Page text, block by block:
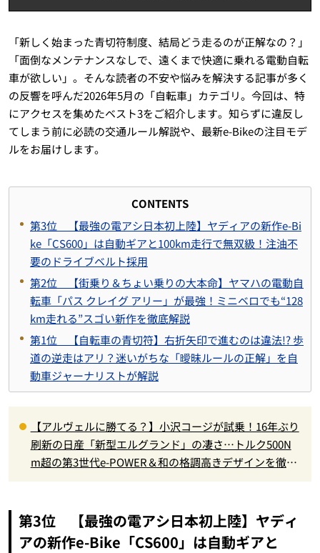
「新しく始まった青切符制度、結局どう走るのが正解なの？」
「面倒なメンテナンスなしで、遠くまで快適に乗れる電動自転
車が欲しい」。そんな読者の不安や悩みを解決する記事が多く
の反響を呼んだ2026年5月の「自転車」カテゴリ。今回は、特
にアクセスを集めたベスト3をご紹介します。知らずに違反し
てしまう前に必読の交通ルール解説や、最新e-Bikeの注目モデ
ルをお届けします。
CONTENTS
第3位 【最強の電アシ日本初上陸】ヤディアの新作e-Bi
ke「CS600」は自動ギアと100km走行で無双級！注油不
要のドライブベルト採用
第2位 【街乗り＆ちょい乗りの大本命】ヤマハの電動自
転車「パス クレイグ アリー」が最強！ミニベロでも“128
km走れる”スゴい新作を徹底解説
第1位 【自転車の青切符】右折矢印で進むのは違法!? 歩
道の逆走はアリ？迷いがちな「曖昧ルールの正解」を自
動車ジャーナリストが解説
【アルヴェルに勝てる？】小沢コージが試乗！16年ぶり
刷新の日産「新型エルグランド」の凄さ…トルク500N
m超の第3世代e-POWER＆和の格調高きデザインを徹底
第3位 【最強の電アシ日本初上陸】ヤディ
アの新作e-Bike「CS600」は自動ギアと